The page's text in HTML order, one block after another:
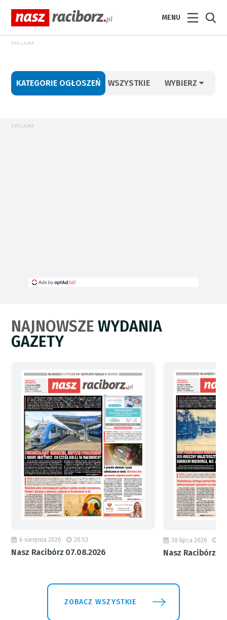
MENU
REKLAMA
KATEGORIE OGŁOSZEŃ WSZYSTKIE WYBIERZ
REKLAMA
NAJNOWSZEWYDANIA
GAZETY
6 sierpnia 2026 20:53
Nasz Racibórz 07.08.2026
30 lipca 2026
Nasz Racibórz
ZOBACZ WSZYSTKIE